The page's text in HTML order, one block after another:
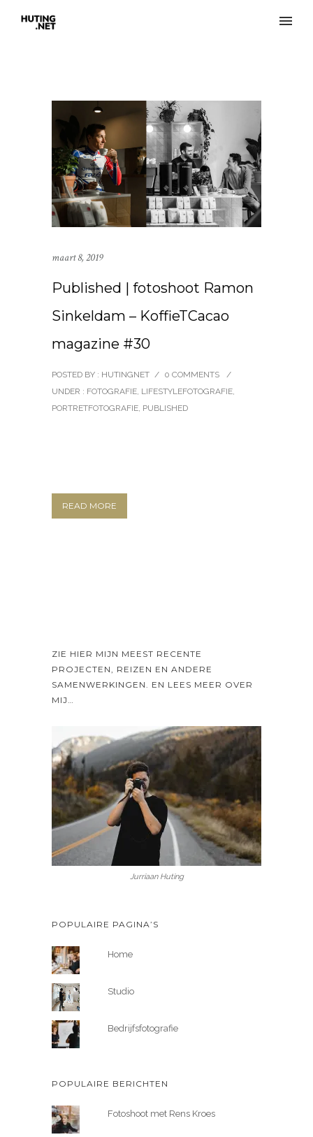
maart 8, 2019
Published | fotoshoot Ramon
Sinkeldam – KoffieTCacao
magazine #30
POSTED BY : HUTINGNET / 0 COMMENTS
/
UNDER : FOTOGRAFIE, LIFESTYLEFOTOGRAFIE,
PORTRETFOTOGRAFIE, PUBLISHED
READ MORE
ZIE HIER MIJN MEEST RECENTE
PROJECTEN, REIZEN EN ANDERE
SAMENWERKINGEN. EN LEES MEER OVER
MIJ…
Jurriaan Huting
POPULAIRE PAGINA’S
Home
Studio
Bedrijfsfotografie
POPULAIRE BERICHTEN
Fotoshoot met Rens Kroes